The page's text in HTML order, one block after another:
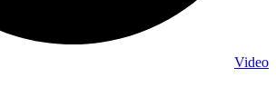
Video